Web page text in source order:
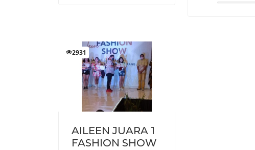
2931
AILEEN JUARA 1
FASHION SHOW